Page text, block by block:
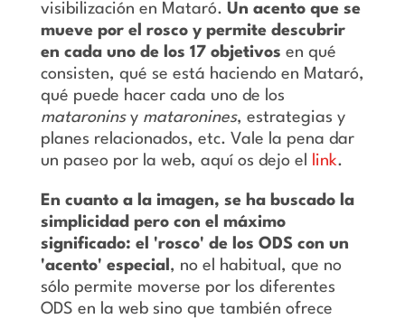
visibilización en Mataró. Un acento que se
mueve por el rosco y permite descubrir
en cada uno de los 17 objetivos en qué
consisten, qué se está haciendo en Mataró,
qué puede hacer cada uno de los
mataronins y mataronines, estrategias y
planes relacionados, etc. Vale la pena dar
un paseo por la web, aquí os dejo el
link.
En cuanto a la imagen, se ha buscado la
simplicidad pero con el máximo
significado: el 'rosco' de los ODS con un
'acento' especial , no el habitual, que no
sólo permite moverse por los diferentes
ODS en la web sino que también ofrece